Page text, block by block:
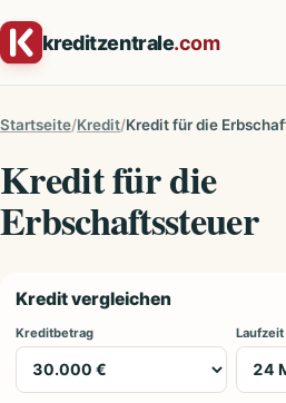
kreditzentrale.com
Startseite Kredit Kredit für die
Kredit für die
Erbschaftssteuer
Kredit vergleichen
Kreditbetrag Laufzeit